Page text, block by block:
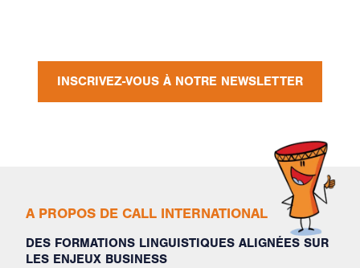
INSCRIVEZ-VOUS À NOTRE NEWSLETTER
A PROPOS DE CALL INTERNATIONAL
DES FORMATIONS LINGUISTIQUES ALIGNÉES SUR
LES ENJEUX BUSINESS